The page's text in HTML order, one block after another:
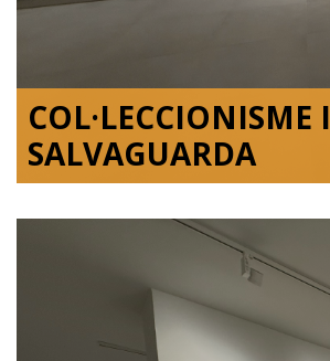
COL·LECCIONISME I
SALVAGUARDA